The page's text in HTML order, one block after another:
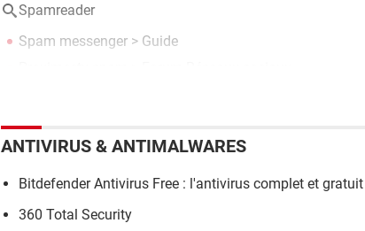
Spamreader
Spam messenger > Guide
ANTIVIRUS & ANTIMALWARES
Bitdefender Antivirus Free : l'antivirus complet et gratuit
360 Total Security